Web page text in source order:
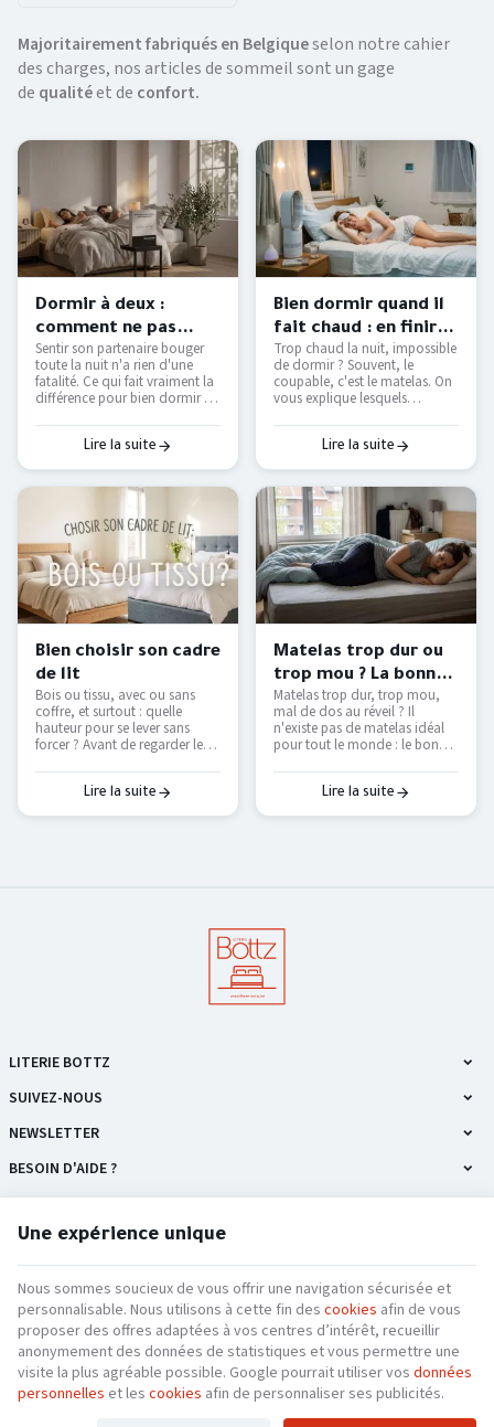
Majoritairement fabriqués en Belgiqueselon notre cahier
des charges, nos articles de sommeil sont un gage
de qualitéet de confort.
Dormir à deux :
comment ne pas
déranger son
partenaire ?
Sentir son partenaire bouger
toute la nuit n'a rien d'une
fatalité. Ce qui fait vraiment la
différence pour bien dormir à
avant d'acheter.
Lire la suite
Bien dormir quand il
fait chaud : en finir
avec les nuits moites
— Literie Bottz Liège
Trop chaud la nuit, impossible
de dormir ? Souvent, le
coupable, c'est le matelas. On
vous explique lesquels
vraiment, et comment
retrouver des nuits fraîches
sans tout remplacer.
Lire la suite
Bien choisir son cadre
de lit
Bois ou tissu, avec ou sans
coffre, et surtout : quelle
hauteur pour se lever sans
forcer ? Avant de regarder les
questions à se poser pour
choisir un cadre de lit qui dure
et qui vous facilite le
Lire la suite
Matelas trop dur ou
trop mou ? La bonne
fermeté selon votre
morphologie
Matelas trop dur, trop mou,
mal de dos au réveil ? Il
n'existe pas de matelas idéal
pour tout le monde : le bon
sommeil et de votre
corpulence. On vous explique
comment trouver le vôtre — et
Lire la suite
SUIVEZ-NOUS
NEWSLETTER
LITERIE BOTTZ
BESOIN D'AIDE ?
NOS PRODUITS
INFORMATIONS
Literie Bottz | N° d'entreprise : 0692.761.132 | Mentions légales & Contact
Conditions
générales|Nos partenaires web
Conditions d'utilisation du site web |Cookies|Données personnelles |Traitement de vos
Une expérience unique
Nous sommes soucieux de vous offrir une navigation sécurisée et
personnalisable. Nous utilisons à cette fin des cookies afin de vous
proposer des offres adaptées à vos centres d’intérêt, recueillir
anonymement des données de statistiques et vous permettre une
visite la plus agréable possible. Google pourrait utiliser vos données
personnelles et les cookies afin de personnaliser ses publicités.